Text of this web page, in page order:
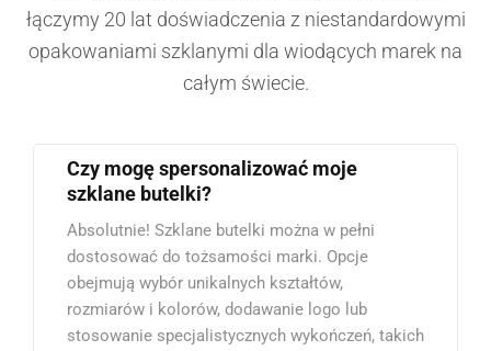
łączymy 20 lat doświadczenia z niestandardowymi
opakowaniami szklanymi dla wiodących marek na
całym świecie.
Czy mogę spersonalizować moje
szklane butelki?
Absolutnie! Szklane butelki można w pełni
dostosować do tożsamości marki. Opcje
obejmują wybór unikalnych kształtów,
rozmiarów i kolorów, dodawanie logo lub
stosowanie specjalistycznych wykończeń, takich